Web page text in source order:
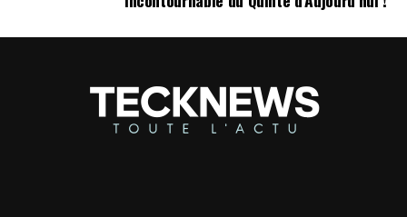
les prénoms ne sont pas simplement des désignations ;